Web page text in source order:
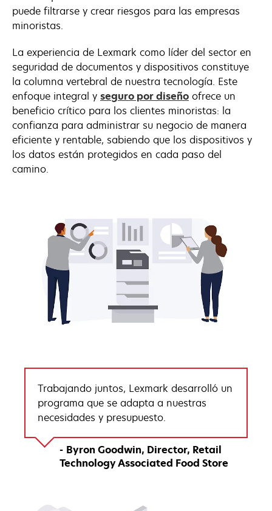
puede filtrarse y crear riesgos para las empresas
minoristas.
La experiencia de Lexmark como líder del sector en
seguridad de documentos y dispositivos constituye
la columna vertebral de nuestra tecnología. Este
enfoque integral y seguro por diseño ofrece un
beneficio crítico para los clientes minoristas: la
confianza para administrar su negocio de manera
eficiente y rentable, sabiendo que los dispositivos y
los datos están protegidos en cada paso del
camino.
Trabajando juntos, Lexmark desarrolló un
programa que se adapta a nuestras
necesidades y presupuesto.
Byron Goodwin Director Retail
Technology Associated Food Store